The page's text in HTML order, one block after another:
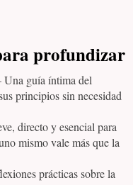
profundizar
Una guía íntima del
principios sin necesidad
directo y esencial para
mismo vale más que la
prácticas sobre la